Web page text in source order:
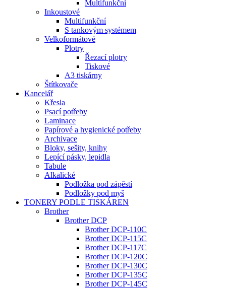
Multifunkční
Inkoustové
Multifunkční
S tankovým systémem
Velkoformátové
Plotry
Řezací plotry
Tiskové
A3 tiskárny
Štítkovače
Kancelář
Křesla
Psací potřeby
Laminace
Papírové a hygienické potřeby
Archivace
Bloky, sešity, knihy
Lepící pásky, lepidla
Tabule
Alkalické
Podložka pod zápěstí
Podložky pod myš
TONERY PODLE TISKÁREN
Brother
Brother DCP
Brother DCP-110C
Brother DCP-115C
Brother DCP-117C
Brother DCP-120C
Brother DCP-130C
Brother DCP-135C
Brother DCP-145C